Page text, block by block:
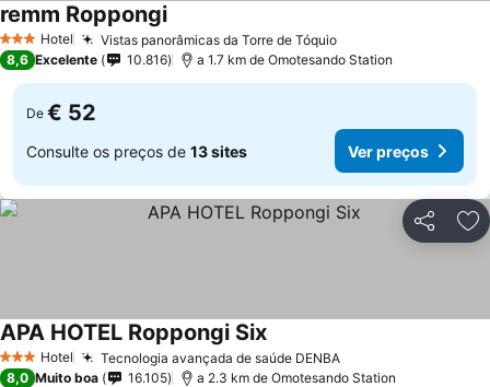
3 EstrelasHotel Vistas panorâmicas da Torre de TóquioVer preços
remm RoppongiVer preços
8,6 Excelente 10.816 a 1.7 km de Omotesando Station
De € 52
Consulte os preços de 13 sites Ver preços
Partilhar
3 EstrelasHotel Tecnologia avançada de saúde DENBAVer preços
APA HOTEL Roppongi SixVer preços
8,0 Muito boa 16.105 a 2.3 km de Omotesando Station